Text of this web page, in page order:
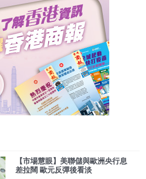
【市場慧眼】美聯儲與歐洲央行息
差拉闊 歐元反彈後看淡